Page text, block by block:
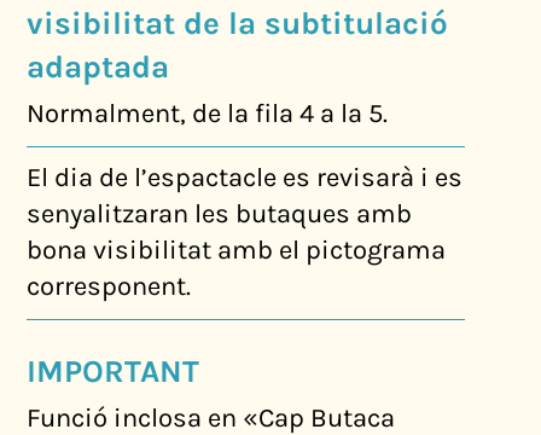
visibilitat de la subtitulació
adaptada
Normalment, de la fila 4 a la 5.
El dia de l’espactacle es revisarà i es
senyalitzaran les butaques amb
bona visibilitat amb el pictograma
corresponent.
IMPORTANT
Funció inclosa en «Cap Butaca